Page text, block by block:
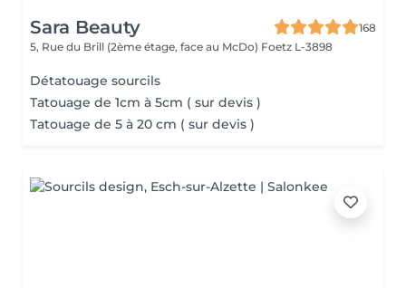
Sara Beauty
168
5, Rue du Brill (2ème étage, face au McDo) Foetz L-3898
Détatouage sourcils
Tatouage de 1cm à 5cm ( sur devis )
Tatouage de 5 à 20 cm ( sur devis )